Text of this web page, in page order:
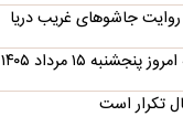
جاشوهای غریب دریا
۱۵ مرداد ۱۴۰۵
تکرار است